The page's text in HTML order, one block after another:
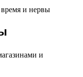
и нервы
и